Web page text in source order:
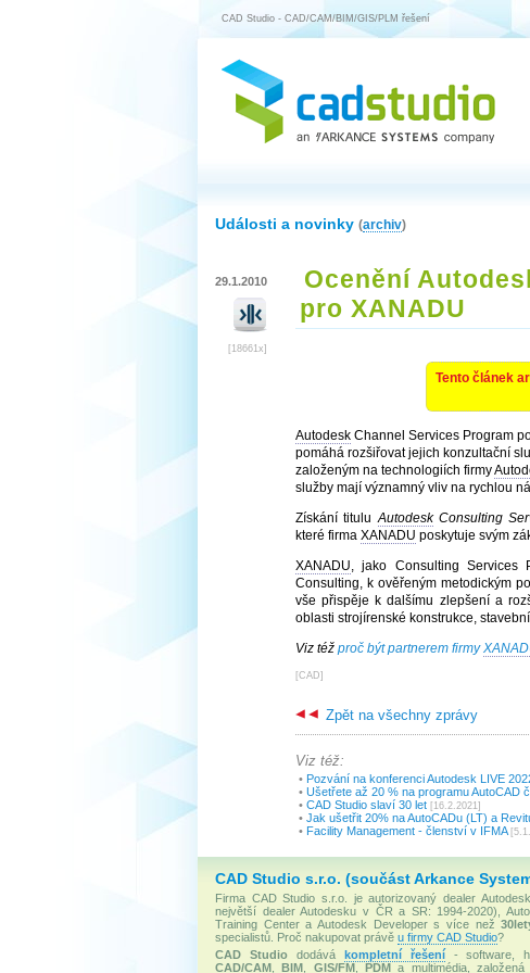
CAD Studio - CAD/CAM/BIM/GIS/PLM řešení
Události a novinky (archiv)
29.1.2010
[18661x]
Ocenění
pro XANADU
Tento článek
Autodesk Channel Services Program
pomáhá rozšiřovat jejich konzultační
založeným na technologiích firmy
služby mají významný vliv na rychlou
Získání tituluAutodeskConsulting
které firma XANADU poskytuje svým
XANADU, jako Consulting Services
Consulting, k ověřeným metodickým
vše přispěje k dalšímu zlepšení a
oblasti strojírenské konstrukce,
Viz též proč být partnerem firmy
[CAD]
Zpět na všechny zprávy
Viz též:
• Pozvání na konferenci Autodesk LIVE
• Ušetřete až 20 % na programu AutoCAD
• CAD Studio slaví 30 let [16.2.2021]
• Jak ušetřit 20% na AutoCADu (LT) a
• Facility Management - členství v IFMA
CAD Studio s.r.o. (součást Arkance
Firma CAD Studio s.r.o. je autorizovaný dealer
největší dealer Autodesku v ČR a SR: 1994-2020),
Training Center a Autodesk Developer s více než
specialistů. Proč nakupovat právě u firmy CAD Studio?
CAD Studiododává kompletní řešení- software,
CAD/CAM ,BIM GIS/FM, PDMa multimédia, založená